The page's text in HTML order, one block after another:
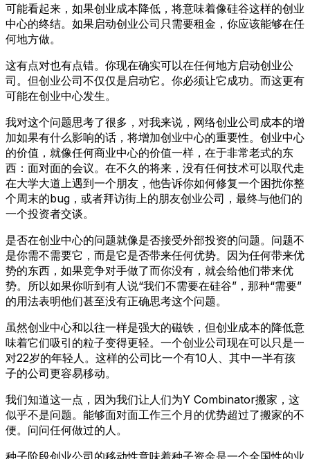
可能看起来，如果创业成本降低，将意味着像硅谷这样的创业
中心的终结。如果启动创业公司只需要租金，你应该能够在任
何地方做。
这有点对也有点错。你现在确实可以在任何地方启动创业公
司。但创业公司不仅仅是启动它。你必须让它成功。而这更有
可能在创业中心发生。
我对这个问题思考了很多，对我来说，网络创业公司成本的增
加如果有什么影响的话，将增加创业中心的重要性。创业中心
的价值，就像任何商业中心的价值一样，在于非常老式的东
西：面对面的会议。在不久的将来，没有任何技术可以取代走
在大学大道上遇到一个朋友，他告诉你如何修复一个困扰你整
个周末的bug，或者拜访街上的朋友创业公司，最终与他们的
一个投资者交谈。
是否在创业中心的问题就像是否接受外部投资的问题。问题不
是你需不需要它，而是它是否带来任何优势。因为任何带来优
势的东西，如果竞争对手做了而你没有，就会给他们带来优
势。所以如果你听到有人说“我们不需要在硅谷”，那种“需要”
的用法表明他们甚至没有正确思考这个问题。
虽然创业中心和以往一样是强大的磁铁，但创业成本的降低意
味着它们吸引的粒子变得更轻。一个创业公司现在可以只是一
对22岁的年轻人。这样的公司比一个有10人、其中一半有孩
子的公司更容易移动。
我们知道这一点，因为我们让人们为Y Combinator搬家，这
似乎不是问题。能够面对面工作三个月的优势超过了搬家的不
便。问问任何做过的人。
种子阶段创业公司的移动性意味着种子资金是一个全国性的业